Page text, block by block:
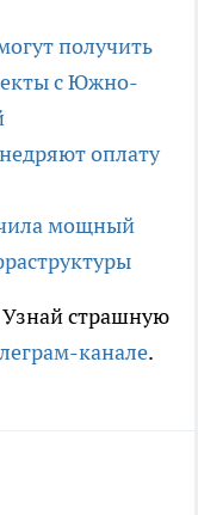
получить
с Южно-
оплату
мощный
страшную
канале.